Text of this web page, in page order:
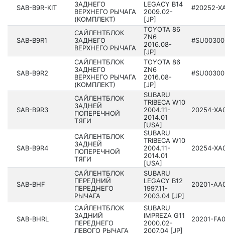
SAB-B9R-KIT
ЗАДНЕГО
ВЕРХНЕГО РЫЧАГА
(КОМПЛЕКТ)
LEGACY B14
200­9.02-
[JP]
#20252­-
SAB-B9R1
САЙЛЕНТБЛОК
ЗАДНЕГО
ВЕРХНЕГО РЫЧАГА
TOYOTA 86
ZN6
2016­.08-
[JP]
SAB-B9R2
САЙЛЕНТБЛОК
ЗАДНЕГО
ВЕРХНЕГО РЫЧАГА
(КОМПЛЕКТ)
TOYOTA 86
ZN6
2016­.08-
[JP]
SAB-B9R3
САЙЛЕНТБЛОК
ЗАДНЕЙ
ПОПЕРЕЧНОЙ
ТЯГИ
SUBARU
TRIBECA W10
200­4.11-
2014.01
[USA]
20254­-
SAB-B9R4
САЙЛЕНТБЛОК
ЗАДНЕЙ
ПОПЕРЕЧНОЙ
ТЯГИ
SUBARU
TRIBECA W10
200­4.11-
2014.01
[USA]
20254­-
SAB-BHF
САЙЛЕНТБЛОК
ПЕРЕДНИЙ
ПЕРЕДНЕГО
РЫЧАГА
SUBARU
LEGACY B12
199­7.11-
2003.04 [JP]
20201­-
SAB-BHRL
САЙЛЕНТБЛОК
ЗАДНИЙ
ПЕРЕДНЕГО
ЛЕВОГО РЫЧАГА
SUBARU
IMPREZA G11
200­0.02-
2007.04 [JP]
20201­-